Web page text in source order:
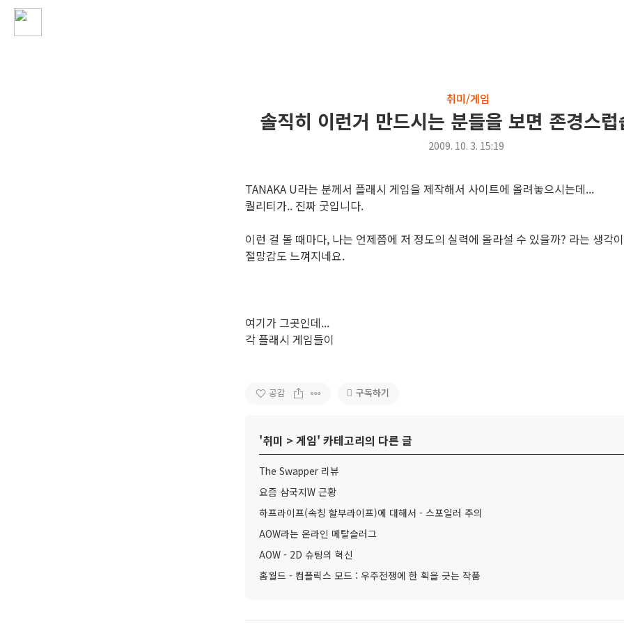
취미/게임
솔직히 이런거 만드시는 분들을 보면 존경스
2009. 10. 3. 15:19
TANAKA U라는 분께서 플래시 게임을 제작해서 사이트에 올려놓으시는데...
퀄리티가.. 진짜 굿입니다.
이런 걸 볼 때마다, 나는 언제쯤에 저 정도의 실력에 올라설 수 있을까? 라는 생각
절망감도 느껴지네요.
여기가 그곳인데...
각 플래시 게임들이
공감 구독하기
'취미 > 게임' 카테고리의 다른 글
The Swapper 리뷰
요즘 삼국지W 근황
하프라이프(속칭 할부라이프)에 대해서 - 스포일러 주의
AOW라는 온라인 메탈슬러그
AOW - 2D 슈팅의 혁신
홈월드 - 컴플릭스 모드 : 우주전쟁에 한 획을 긋는 작품